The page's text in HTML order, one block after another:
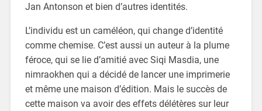
Jan Antonson et bien d’autres identités.
L’individu est un caméléon, qui change d’identité
comme chemise. C’est aussi un auteur à la plume
féroce, qui se lie d’amitié avec Siqi Masdia, une
nimraokhen qui a décidé de lancer une imprimerie
et même une maison d’édition. Mais le succès de
cette maison va avoir des effets délétères sur leur